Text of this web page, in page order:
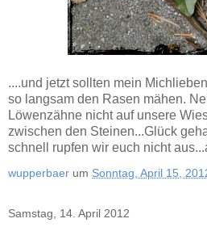
....und jetzt sollten mein
so langsam den Rasen mähen.
Löwenzähne nicht auf unsere
zwischen den Steinen...Glück
schnell rupfen wir euch nicht
wupperbaer um Sonntag, April 15,
Samstag, 14. April 2012